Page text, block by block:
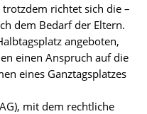
richtet sich die –
dem Bedarf der Eltern.
angeboten,
einen Anspruch auf die
eines Ganztagsplatzes
mit dem rechtliche